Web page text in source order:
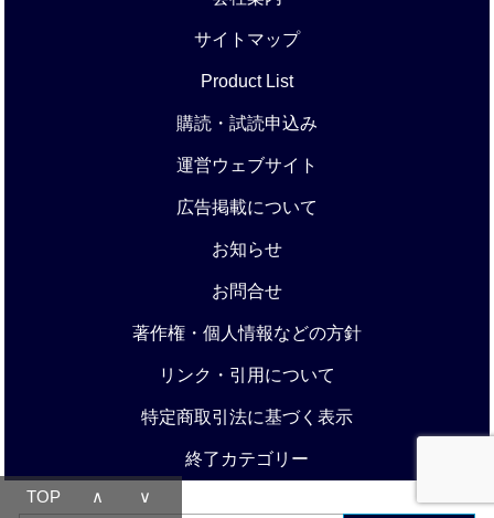
サイトマップ
Product List
購読・試読申込み
運営ウェブサイト
広告掲載について
お知らせ
お問合せ
著作権・個人情報などの方針
リンク・引用について
特定商取引法に基づく表示
終了カテゴリー
TOP
∧ ∨